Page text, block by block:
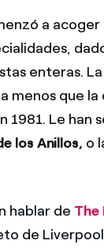
a acoger
enteras.
menos que
1981. Le han
los Anillos, o
hablar de The
de